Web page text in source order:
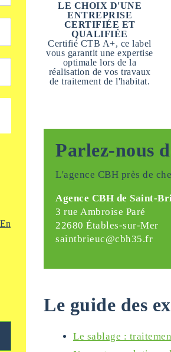
En
LE CHOIX D'UNE
ENTREPRISE
CERTIFIÉE ET
QUALIFIÉE
Certifié CTB A+, ce label
vous garantit une expertise
optimale lors de la
réalisation de vos travaux
de traitement de l'habitat.
Parlez-nous
L'agence CBH près de
Agence CBH de Saint-
3 rue Ambroise Paré
22680 Étables-sur-Mer
saintbrieuc@cbh35.fr
Le guide des
Le sablage :